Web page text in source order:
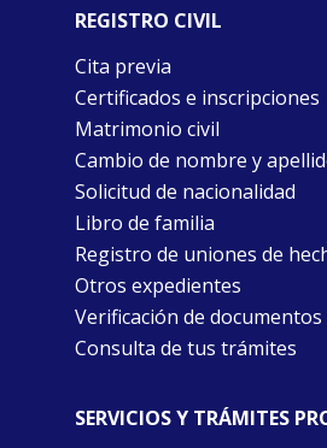
REGISTRO CIVIL
Cita previa
Certificados e inscripciones
Matrimonio civil
Cambio de nombre y
Solicitud de nacionalidad
Libro de familia
Registro de uniones de
Otros expedientes
Verificación de documentos
Consulta de tus trámites
SERVICIOS Y TRÁMITES